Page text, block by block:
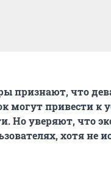
признают, что
могут привести к
Но уверяют, что
хотя